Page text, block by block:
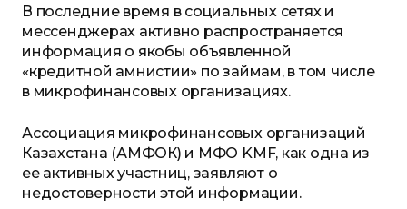
В последние время всоциальных сетях и
мессенджерах активно распространяется
информация о якобы объявленной
«кредитной амнистии» по займам, в том числе
в микрофинансовых организациях.
Ассоциация микрофинансовых организаций
Казахстана (АМФОК) и МФО KMF, как одна из
ее активных участниц, заявляют о
недостоверности этой информации.